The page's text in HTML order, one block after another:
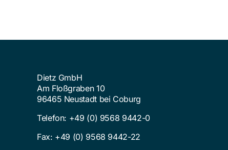
Dietz GmbH
Am Floßgraben 10
96465 Neustadt bei Coburg
Telefon: +49 (0) 9568 9442-0
Fax: +49 (0) 9568 9442-22